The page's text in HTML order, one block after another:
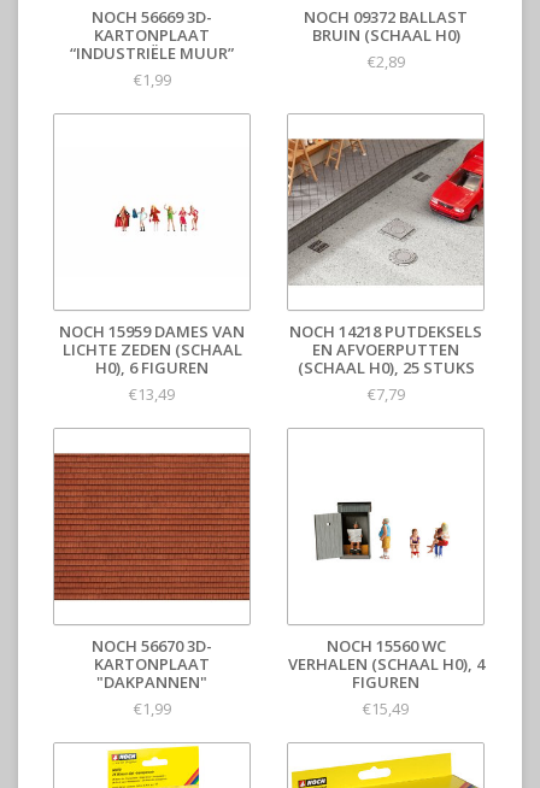
NOCH 56669 3D-
KARTONPLAAT
“INDUSTRIËLE MUUR”
€1,99
NOCH 09372 BALLAST
BRUIN (SCHAAL H0)
€2,89
NOCH 15959 DAMES VAN
LICHTE ZEDEN (SCHAAL
H0), 6 FIGUREN
€13,49
NOCH 14218 PUTDEKSELS
EN AFVOERPUTTEN
(SCHAAL H0), 25 STUKS
€7,79
NOCH 56670 3D-
KARTONPLAAT
"DAKPANNEN"
€1,99
NOCH 15560 WC
VERHALEN (SCHAAL H0), 4
FIGUREN
€15,49